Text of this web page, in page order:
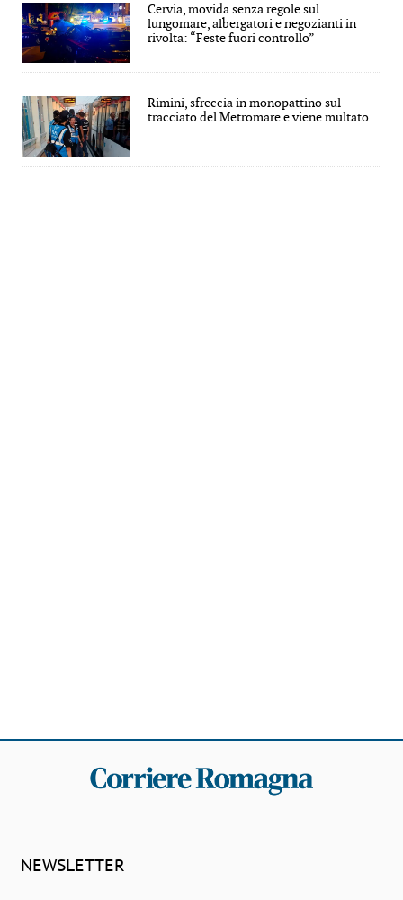
Cervia, movida senza regole sul
lungomare, albergatori e negozianti in
rivolta: “Feste fuori controllo”
Rimini, sfreccia in monopattino sul
tracciato del Metromare e viene multato
NEWSLETTER